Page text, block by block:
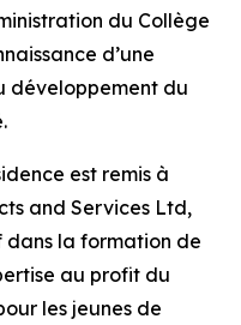
du Collège
d’une
développement du
est remis à
and Services Ltd,
dans la formation de
au profit du
les jeunes de